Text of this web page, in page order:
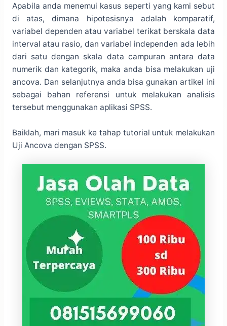
Apabila anda menemui kasus seperti yang kami sebut
di atas, dimana hipotesisnya adalah komparatif,
variabel dependen atau variabel terikat berskala data
interval atau rasio, dan variabel independen ada lebih
dari satu dengan skala data campuran antara data
numerik dan kategorik, maka anda bisa melakukan uji
ancova. Dan selanjutnya anda bisa gunakan artikel ini
sebagai bahan referensi untuk melakukan analisis
tersebut menggunakan aplikasi SPSS.
Baiklah, mari masuk ke tahap tutorial untuk melakukan
Uji Ancova dengan SPSS.